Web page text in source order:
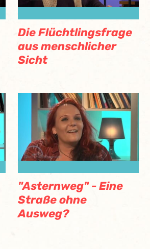
Die Flüchtlingsfrage
aus menschlicher
Sicht
"Asternweg" - Eine
Straße ohne
Ausweg?